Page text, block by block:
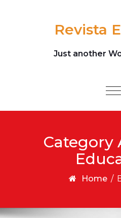
Revista
Just another
Category
Home /